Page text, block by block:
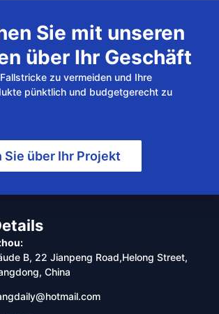
Sie mit unseren
über Ihr Geschäft
zu vermeiden und Ihre
pünktlich und budgetgerecht zu
Sie über Ihr Projekt
B, 22 Jianpeng Road,Helong Street,
China